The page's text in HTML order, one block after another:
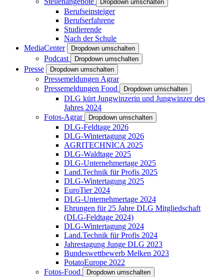
Dropdown umschalten
Berufseinsteiger
Berufserfahrene
Studierende
Nach der Schule
MediaCenter
Dropdown umschalten
Podcast Dropdown umschalten
Presse Dropdown umschalten
Pressemeldungen Agrar
Pressemeldungen Food
Dropdown umschalten
DLG kürt Jungwinzerin und Jungwinzer des
Jahres 2024
Fotos-Agrar
Dropdown umschalten
DLG-Feldtage 2026
DLG-Wintertagung 2026
AGRITECHNICA 2025
DLG-Waldtage 2025
DLG-Unternehmertage 2025
Land.Technik für Profis 2025
DLG-Wintertagung 2025
EuroTier 2024
DLG-Unternehmertage 2024
Ehrungen für 25 Jahre DLG Mitgliedschaft
(DLG-Feldtage 2024)
DLG-Wintertagung 2024
Land.Technik für Profis 2024
Jahrestagung Junge DLG 2023
Bundeswettbewerb Melken 2023
PotatoEurope 2022
Fotos-Food
Dropdown umschalten